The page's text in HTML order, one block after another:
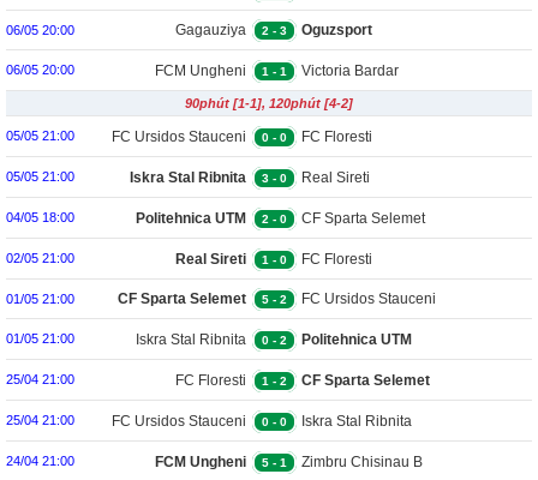
06/05 20:00 Gagauziya 2 - 3 Oguzsport
06/05 20:00 FCM Ungheni 1 - 1 Victoria Bardar
90phút [1-1], 120phút [4-2]
05/05 21:00 FC Ursidos Stauceni 0 - 0 FC Floresti
05/05 21:00 Iskra Stal Ribnita 3 - 0 Real Sireti
04/05 18:00 Politehnica UTM 2 - 0 CF Sparta Selemet
02/05 21:00 Real Sireti 1 - 0 FC Floresti
01/05 21:00 CF Sparta Selemet 5 - 2 FC Ursidos Stauceni
01/05 21:00 Iskra Stal Ribnita 0 - 2 Politehnica UTM
25/04 21:00 FC Floresti 1 - 2 CF Sparta Selemet
25/04 21:00 FC Ursidos Stauceni 0 - 0 Iskra Stal Ribnita
24/04 21:00 FCM Ungheni 5 - 1 Zimbru Chisinau B